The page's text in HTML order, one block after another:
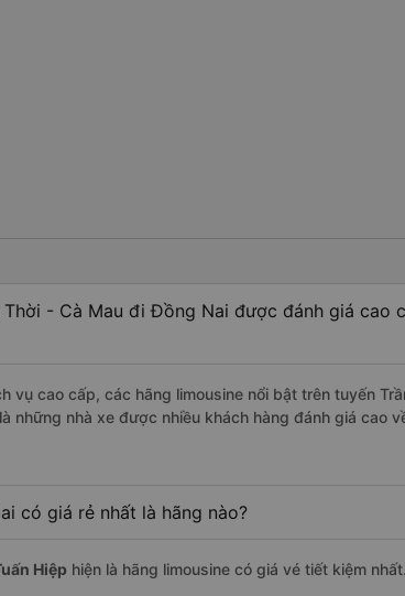
Thời - Cà Mau đi Đồng Nai được đánh giá cao
vụ cao cấp, các hãng limousine nổi bật trên tuyến
những nhà xe được nhiều khách hàng đánh giá cao
có giá rẻ nhất là hãng nào?
Hiệp hiện là hãng limousine có giá vé tiết kiệm nhất.